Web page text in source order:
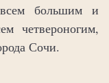
всем большим и
четвероногим,
Сочи.